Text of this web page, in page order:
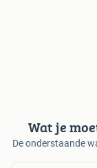
Wat je
De onderstaande